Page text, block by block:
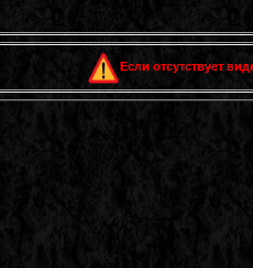
Если отсутствует